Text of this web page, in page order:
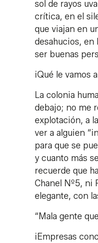
sol de rayos
crítica, en el
que viajan en
desahucios, en
ser buenas
¡Qué le vamos
La colonia
debajo; no me
explotación, a
ver a alguien
para que se
y cuanto más
recuerde que
Chanel Nº5, ni
elegante, con
“Mala gente
¡Empresas